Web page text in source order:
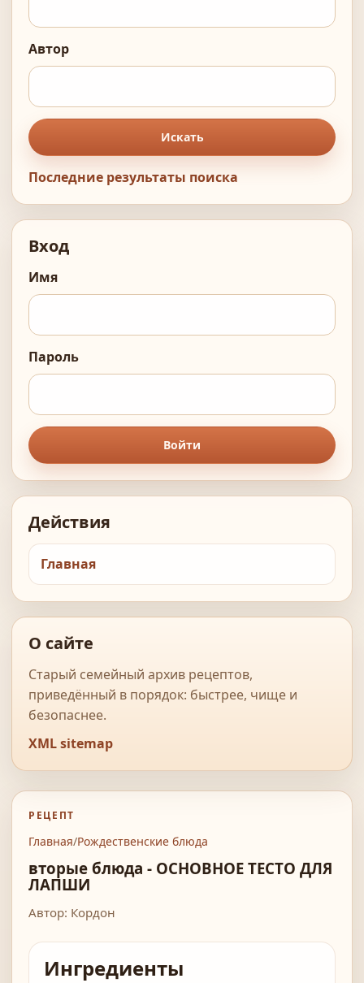
Автор
Искать
Последние результаты поиска
Вход
Имя
Пароль
Войти
Действия
Главная
О сайте
Старый семейный архив рецептов,
приведённый в порядок: быстрее, чище и
безопаснее.
XML sitemap
РЕЦЕПТ
Главная/Рождественские блюда
вторые блюда - ОСНОВНОЕ ТЕСТО ДЛЯ
ЛАПШИ
Автор: Кордон
Ингредиенты